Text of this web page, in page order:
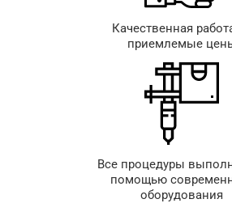
Качественная
приемлемые
Все процедуры
помощью
оборудования